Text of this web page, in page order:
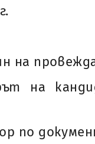
на
на
по